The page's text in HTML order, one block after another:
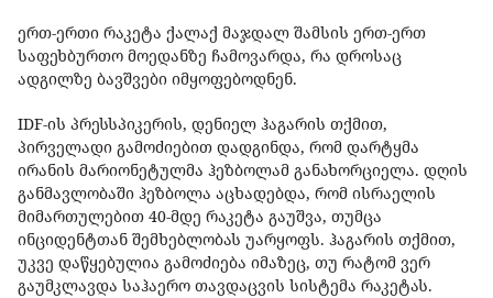
ერთ-ერთი რაკეტა ქალაქ მაჯდალ შამსის ერთ-ერთ
საფეხბურთო მოედანზე ჩამოვარდა, რა დროსაც
ადგილზე ბავშვები იმყოფებოდნენ.
IDF-ის პრესსპიკერის, დენიელ ჰაგარის თქმით,
პირველადი გამოძიებით დადგინდა, რომ დარტყმა
ირანის მარიონეტულმა ჰეზბოლამ განახორციელა. დღის
განმავლობაში ჰეზბოლა აცხადებდა, რომ ისრაელის
მიმართულებით 40-მდე რაკეტა გაუშვა, თუმცა
ინციდენტთან შემხებლობას უარყოფს. ჰაგარის თქმით,
უკვე დაწყებულია გამოძიება იმაზეც, თუ რატომ ვერ
გაუმკლავდა საჰაერო თავდაცვის სისტემა რაკეტას.